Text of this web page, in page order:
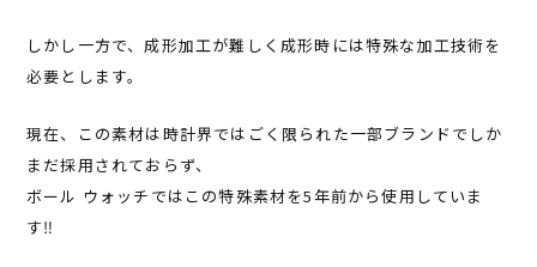
しかし一方で、成形加工が難しく成形時には特殊な加工技術を
必要とします。
現在、この素材は時計界ではごく限られた一部ブランドでしか
まだ採用されておらず、
ボール ウォッチではこの特殊素材を5年前から使用していま
す‼︎